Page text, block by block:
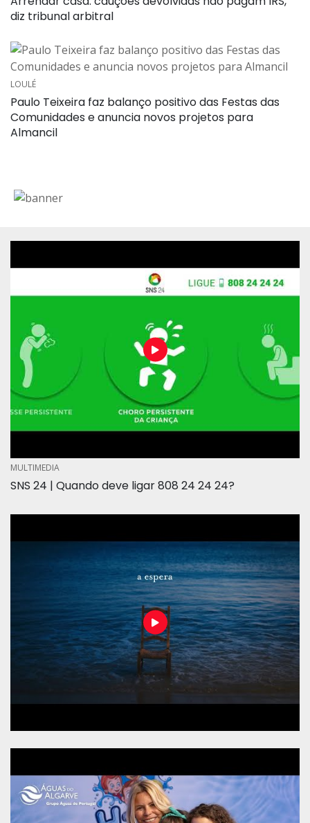
diz tribunal arbitral
LOULÉ
Paulo Teixeira faz balanço positivo das Festas das
Comunidades e anuncia novos projetos para
Almancil
MULTIMEDIA
SNS 24 | Quando deve ligar 808 24 24 24?